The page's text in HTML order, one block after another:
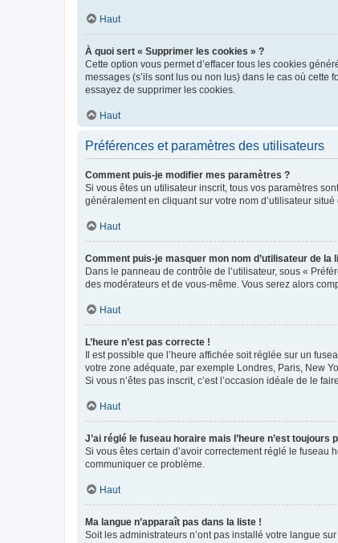
Haut
À quoi sert « Supprimer les cookies » ?
Cette option vous permet d’effacer tous les cookies
messages (s’ils sont lus ou non lus) dans le cas où
essayez de supprimer les cookies.
Haut
Préférences et paramètres des utilisateurs
Comment puis-je modifier mes paramètres ?
Si vous êtes un utilisateur inscrit, tous vos paramètres
généralement en cliquant sur votre nom d’utilisateur
Haut
Comment puis-je masquer mon nom d’utilisateur de la
Dans le panneau de contrôle de l’utilisateur, sous «
des modérateurs et de vous-même. Vous serez alors
Haut
L’heure n’est pas correcte !
Il est possible que l’heure affichée soit réglée sur un
votre zone adéquate, par exemple Londres, Paris, New
Si vous n’êtes pas inscrit, c’est l’occasion idéale de le faire.
Haut
J’ai réglé le fuseau horaire mais l’heure n’est toujours
Si vous êtes certain d’avoir correctement réglé le fuseau
communiquer ce problème.
Haut
Ma langue n’apparaît pas dans la liste !
Soit les administrateurs n’ont pas installé votre langue